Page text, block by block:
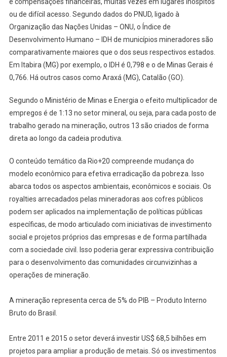
ou de difícil acesso. Segundo dados do PNUD, ligado à
Organização das Nações Unidas – ONU, o Índice de
Desenvolvimento Humano – IDH de municípios mineradores são
comparativamente maiores que o dos seus respectivos estados.
Em Itabira (MG) por exemplo, o IDH é 0,798 e o de Minas Gerais é
0,766. Há outros casos como Araxá (MG), Catalão (GO).
Segundo o Ministério de Minas e Energia o efeito multiplicador de
empregos é de 1:13 no setor mineral, ou seja, para cada posto de
trabalho gerado na mineração, outros 13 são criados de forma
direta ao longo da cadeia produtiva.
O conteúdo temático da Rio+20 compreende mudança do
modelo econômico para efetiva erradicação da pobreza. Isso
abarca todos os aspectos ambientais, econômicos e sociais. Os
royalties arrecadados pelas mineradoras aos cofres públicos
podem ser aplicados na implementação de políticas públicas
específicas, de modo articulado com iniciativas de investimento
social e projetos próprios das empresas e de forma partilhada
com a sociedade civil. Isso poderia gerar expressiva contribuição
para o desenvolvimento das comunidades circunvizinhas a
operações de mineração.
A mineração representa cerca de 5% do PIB – Produto Interno
Bruto do Brasil.
Entre 2011 e 2015 o setor deverá investir US$ 68,5 bilhões em
projetos para ampliar a produção de metais. Só os investimentos